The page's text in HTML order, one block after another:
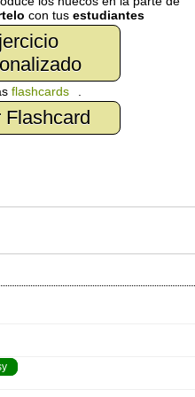
con tus estudiantes
flashcards
Flashcard